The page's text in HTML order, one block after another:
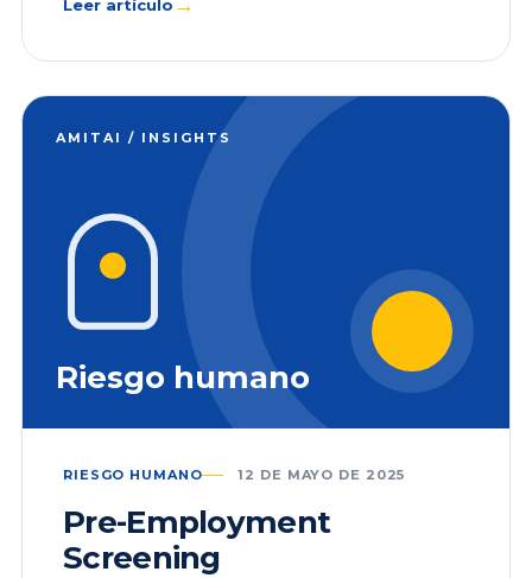
Leer artículo
AMITAI / INSIGHTS
Riesgo humano
RIESGO HUMANO 12 DE MAYO DE 2025
Pre-Employment
Screening